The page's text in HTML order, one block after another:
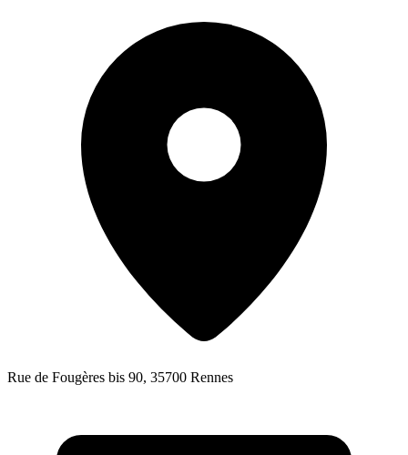
Rue de Fougères bis 90, 35700 Rennes